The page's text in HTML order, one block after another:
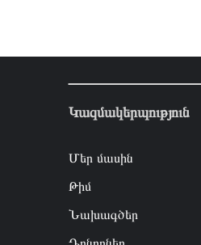
Կազմակերպություն
Մեր մասին
Թիմ
Նախագծեր